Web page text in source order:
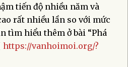
tiến độ nhiều năm và
rất nhiều lần so với mức
tìm hiểu thêm ở bài “Phá
https://vanhoimoi.org/?